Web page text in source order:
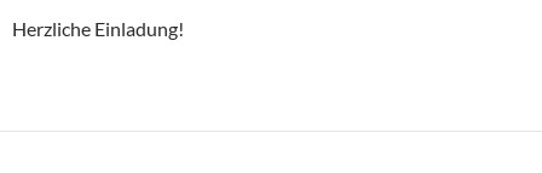
Herzliche Einladung!